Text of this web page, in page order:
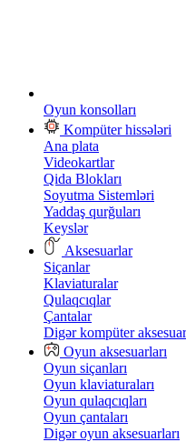
Oyun konsolları
Kompüter hissələri
Ana plata
Videokartlar
Qida Blokları
Soyutma Sistemləri
Yaddaş qurğuları
Keyslər
Aksesuarlar
Siçanlar
Klaviaturalar
Qulaqcıqlar
Çantalar
Digər kompüter
Oyun aksesuarları
Oyun siçanları
Oyun klaviaturaları
Oyun qulaqcıqları
Oyun çantaları
Digər oyun aksesuarları